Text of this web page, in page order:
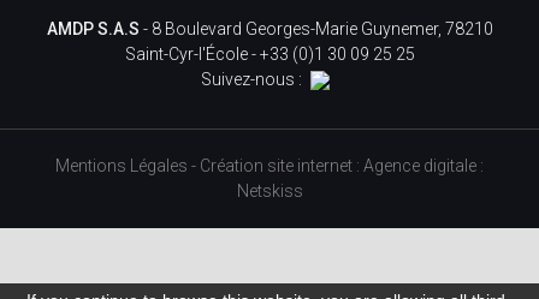
AMDP S.A.S - 8 Boulevard Georges-Marie Guynemer, 78210
Saint-Cyr-l'École -+33 (0)1 30 09 25 25
Suivez-nous :
Mentions Légales - Création site internet : Agence digitale :
Netskiss